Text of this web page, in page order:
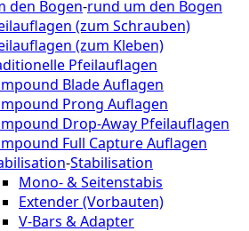
den Bogen-rund um den Bogen
(zum Schrauben)
(zum Kleben)
Pfeilauflagen
Blade Auflagen
Prong Auflagen
Drop-Away Pfeilauflagen
Full Capture Auflagen
-Stabilisation
Mono- & Seitenstabis
Extender (Vorbauten)
V-Bars & Adapter